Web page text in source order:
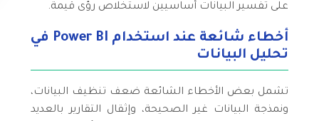
على تفسير البيانات أساسيين لاستخلاص رؤى قيمة.
أخطاء شائعة عند استخدام Power BI في
تحليل البيانات
تشمل بعض الأخطاء الشائعة ضعف تنظيف البيانات،
ونمذجة البيانات غير الصحيحة، وإثقال التقارير بالعديد